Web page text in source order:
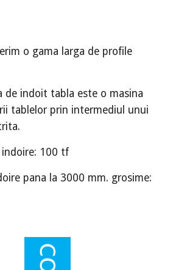
o gama larga de profile
de indoit tabla este o masina
tablelor prin intermediul unui
100 tf
pana la 3000 mm. grosime: